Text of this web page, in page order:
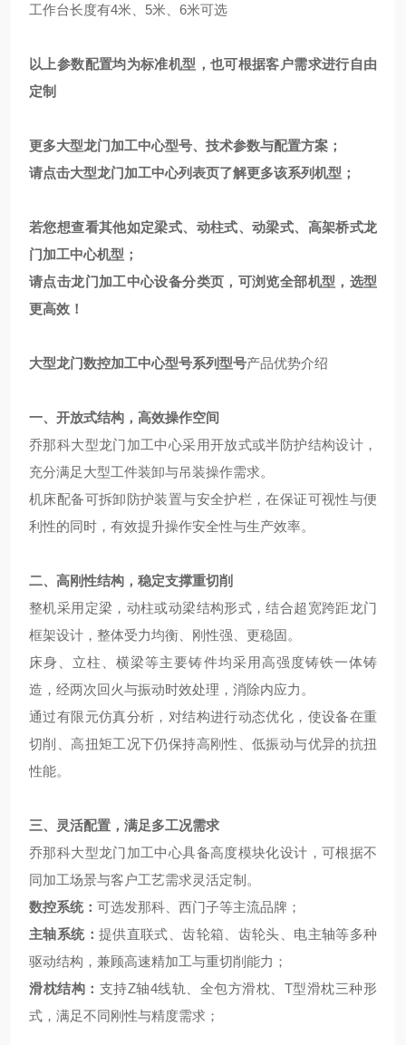
工作台长度有4米、5米、6米可选
以上参数配置均为标准机型，也可根据客户需求进行自由
定制
更多大型龙门加工中心型号、技术参数与配置方案；
请点击大型龙门加工中心列表页了解更多该系列机型；
若您想查看其他如定梁式、动柱式、动梁式、高架桥式龙
门加工中心机型；
请点击龙门加工中心设备分类页，可浏览全部机型，选型
更高效！
大型龙门数控加工中心型号系列型号产品优势介绍
一、开放式结构，高效操作空间
乔那科大型龙门加工中心采用开放式或半防护结构设计，
充分满足大型工件装卸与吊装操作需求。
机床配备可拆卸防护装置与安全护栏，在保证可视性与便
利性的同时，有效提升操作安全性与生产效率。
二、高刚性结构，稳定支撑重切削
整机采用定梁，动柱或动梁结构形式，结合超宽跨距龙门
框架设计，整体受力均衡、刚性强、更稳固。
床身、立柱、横梁等主要铸件均采用高强度铸铁一体铸
造，经两次回火与振动时效处理，消除内应力。
通过有限元仿真分析，对结构进行动态优化，使设备在重
切削、高扭矩工况下仍保持高刚性、低振动与优异的抗扭
性能。
三、灵活配置，满足多工况需求
乔那科大型龙门加工中心具备高度模块化设计 ，可根据不
同加工场景与客户工艺需求灵活定制。
数控系统： 可选发那科、西门子等主流品牌；
主轴系统： 提供直联式、齿轮箱、齿轮头、电主轴等多种
驱动结构，兼顾高速精加工与重切削能力；
滑枕结构： 支持Z轴4线轨、全包方滑枕、T型滑枕三种形
式，满足不同刚性与精度需求；